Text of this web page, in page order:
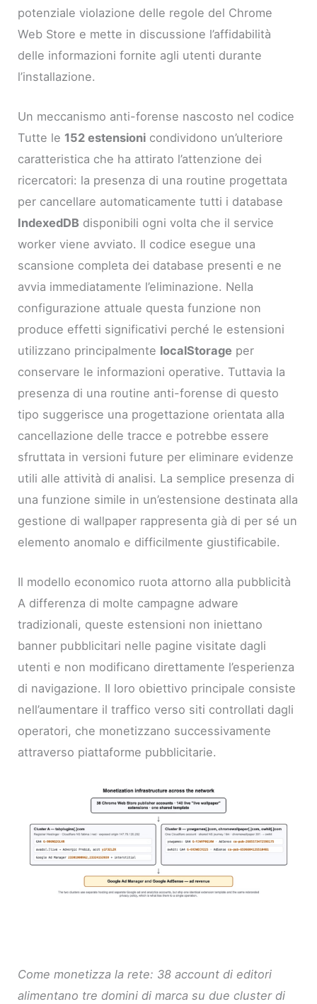
potenziale violazione delle regole del Chrome
Web Store e mette in discussione l’affidabilità
delle informazioni fornite agli utenti durante
l’installazione.
Un meccanismo anti-forense nascosto nel codice
Tutte le 152 estensioni condividono un’ulteriore
caratteristica che ha attirato l’attenzione dei
ricercatori: la presenza di una routine progettata
per cancellare automaticamente tutti i database
IndexedDB disponibili ogni volta che il service
worker viene avviato. Il codice esegue una
scansione completa dei database presenti e ne
avvia immediatamente l’eliminazione. Nella
configurazione attuale questa funzione non
produce effetti significativi perché le estensioni
utilizzano principalmente localStorage per
conservare le informazioni operative. Tuttavia la
presenza di una routine anti-forense di questo
tipo suggerisce una progettazione orientata alla
cancellazione delle tracce e potrebbe essere
sfruttata in versioni future per eliminare evidenze
utili alle attività di analisi. La semplice presenza di
una funzione simile in un’estensione destinata alla
gestione di wallpaper rappresenta già di per sé un
elemento anomalo e difficilmente giustificabile.
Il modello economico ruota attorno alla pubblicità
A differenza di molte campagne adware
tradizionali, queste estensioni non iniettano
banner pubblicitari nelle pagine visitate dagli
utenti e non modificano direttamente l’esperienza
di navigazione. Il loro obiettivo principale consiste
nell’aumentare il traffico verso siti controllati dagli
operatori, che monetizzano successivamente
attraverso piattaforme pubblicitarie.
Come monetizza la rete: 38 account di editori
alimentano tre domini di marca su due cluster di